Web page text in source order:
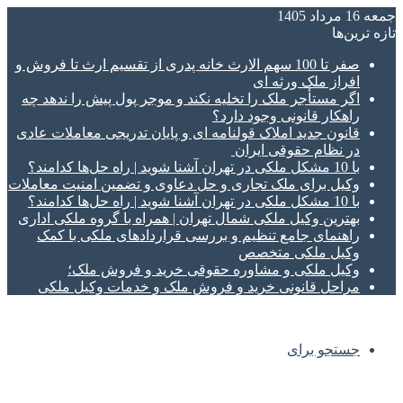
جمعه 16 مرداد 1405
تازه‌ ترین‌ها
صفر تا 100 سهم الارث خانه پدری از تقسیم ارث تا فروش و
افراز ملک ورثه ای
اگر مستأجر ملک را تخلیه نکند و موجر پول پیش را ندهد چه
راهکار قانونی وجود دارد؟
قانون جدید املاک قولنامه ای و پایان تدریجی معاملات عادی
در نظام حقوقی ایران
با 10 مشکل ملکی در تهران آشنا شوید | راه حل‌ها کدامند؟
وکیل برای ملک تجاری و حل دعاوی و تضمین امنیت معاملات
با 10 مشکل ملکی در تهران آشنا شوید | راه حل‌ها کدامند؟
بهترین وکیل ملکی شمال تهران | همراه با گروه ملکی اداری
راهنمای جامع تنظیم و بررسی قراردادهای ملکی با کمک
وکیل ملکی متخصص
وکیل ملکی و مشاوره حقوقی خرید و فروش ملک؛
مراحل قانونی خرید و فروش ملک و خدمات وکیل ملکی
جستجو برای